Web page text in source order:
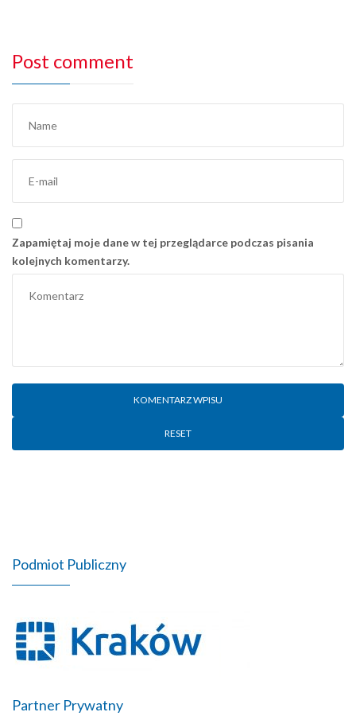
Post comment
Zapamiętaj moje dane w tej przeglądarce podczas pisania
kolejnych komentarzy.
RESET
Podmiot Publiczny
Partner Prywatny